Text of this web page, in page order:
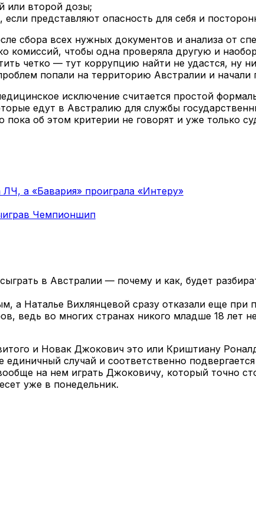
или второй дозы;
представляют опасность для себя и
сбора всех нужных документов и анализа от
комиссий, чтобы одна проверяла другую и
четко — тут коррупцию найти не удастся, ну
попали на территорию Австралии и начали
исключение считается простой
едут в Австралию для службы
об этом критерии не говорят и уже только
а «Бавария» проиграла «Интеру»
Чемпионшип
в Австралии — почему и как, будет
а Наталье Вихлянцевой сразу отказали еще при
ведь во многих странах никого младше 18 лет
и Новак Джокович это или Криштиану
случай и соответственно
на нем играть Джоковичу, который точно
уже в понедельник.